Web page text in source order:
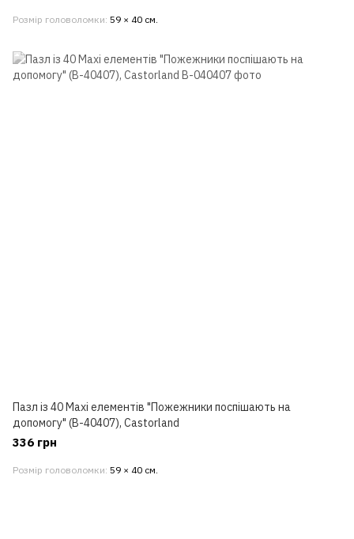
Розмір головоломки 59 × 40 см.
Пазл із 40 Maxi елементів "Пожежники поспішають на
допомогу" (B-40407), Castorland
336 грн
Розмір головоломки 59 × 40 см.